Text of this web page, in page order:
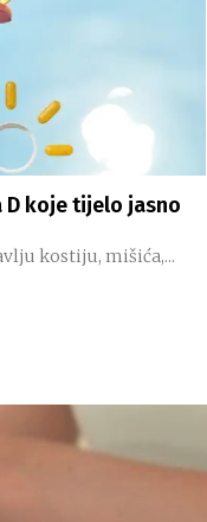
koje tijelo jasno
kostiju, mišića,...